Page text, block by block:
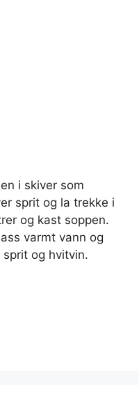
i skiver som
sprit og la trekke i
og kast soppen.
varmt vann og
og hvitvin.